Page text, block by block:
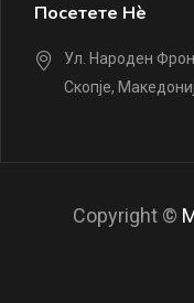
Посетете Нè
Ул. Народен
Скопје,
Copyright ©